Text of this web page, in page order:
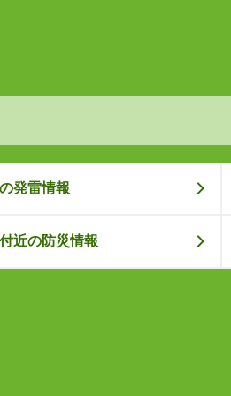
発雷情報
近の防災情報